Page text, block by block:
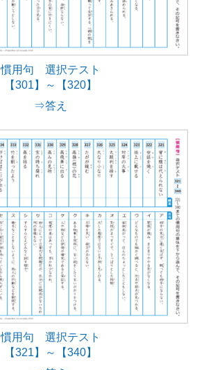
慣用句 選択テスト
【301】～【320】
⇒答え
慣用句 選択テスト
【321】～【340】